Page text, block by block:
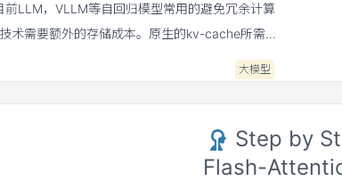
前LLM，VLLM等自回归模型常用的避免冗余计算
术需要额外的存储成本。原生的kv-cache所需的
长度成正比，是目前长文本生成的主要瓶颈之
低KV-cache的存储成本激起大量研究者广泛关
MLA是目前常用的方法。本文将从经典的casual
述kv-cache的必要性，及目前常见优化kv-cache
大模型
Step by
Flash-